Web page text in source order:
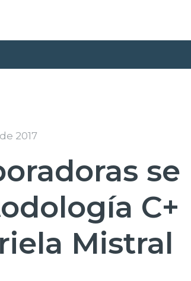
2017
se
C+
Mistral